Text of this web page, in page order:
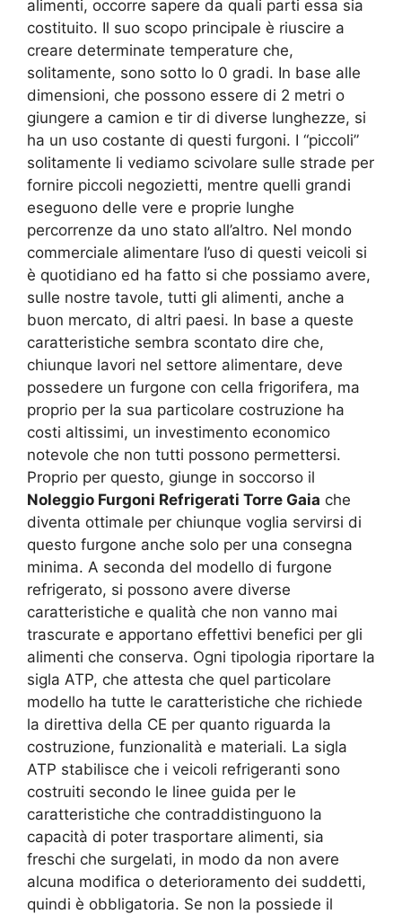
alimenti, occorre sapere da quali parti essa sia
costituito. Il suo scopo principale è riuscire a
creare determinate temperature che,
solitamente, sono sotto lo 0 gradi. In base alle
dimensioni, che possono essere di 2 metri o
giungere a camion e tir di diverse lunghezze, si
ha un uso costante di questi furgoni. I “piccoli”
solitamente li vediamo scivolare sulle strade per
fornire piccoli negozietti, mentre quelli grandi
eseguono delle vere e proprie lunghe
percorrenze da uno stato all’altro. Nel mondo
commerciale alimentare l’uso di questi veicoli si
è quotidiano ed ha fatto si che possiamo avere,
sulle nostre tavole, tutti gli alimenti, anche a
buon mercato, di altri paesi. In base a queste
caratteristiche sembra scontato dire che,
chiunque lavori nel settore alimentare, deve
possedere un furgone con cella frigorifera, ma
proprio per la sua particolare costruzione ha
costi altissimi, un investimento economico
notevole che non tutti possono permettersi.
Proprio per questo, giunge in soccorso il
Noleggio Furgoni Refrigerati Torre Gaia che
diventa ottimale per chiunque voglia servirsi di
questo furgone anche solo per una consegna
minima. A seconda del modello di furgone
refrigerato, si possono avere diverse
caratteristiche e qualità che non vanno mai
trascurate e apportano effettivi benefici per gli
alimenti che conserva. Ogni tipologia riportare la
sigla ATP, che attesta che quel particolare
modello ha tutte le caratteristiche che richiede
la direttiva della CE per quanto riguarda la
costruzione, funzionalità e materiali. La sigla
ATP stabilisce che i veicoli refrigeranti sono
costruiti secondo le linee guida per le
caratteristiche che contraddistinguono la
capacità di poter trasportare alimenti, sia
freschi che surgelati, in modo da non avere
alcuna modifica o deterioramento dei suddetti,
quindi è obbligatoria. Se non la possiede il